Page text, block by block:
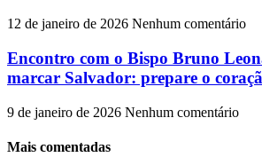
12 de janeiro de 2026 Nenhum comentário
Encontro com o Bispo Bruno
marcar Salvador: prepare o
9 de janeiro de 2026 Nenhum comentário
Mais comentadas